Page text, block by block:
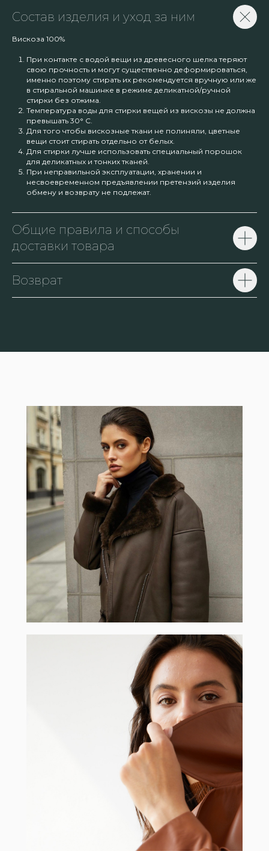
Состав изделия и уход за ним
Вискоза 100%
При контакте с водой вещи из древесного шелка теряют
свою прочность и могут существенно деформироваться,
именно поэтому стирать их рекомендуется вручную или же
в стиральной машинке в режиме деликатной/ручной
стирки без отжима.
Температура воды для стирки вещей из вискозы не должна
превышать 30° С.
Для того чтобы вискозные ткани не полиняли, цветные
вещи стоит стирать отдельно от белых.
Для стирки лучше использовать специальный порошок
для деликатных и тонких тканей.
При неправильной эксплуатации, хранении и
несвоевременном предъявлении претензий изделия
обмену и возврату не подлежат.
Общие правила и способы
доставки товара
Возврат